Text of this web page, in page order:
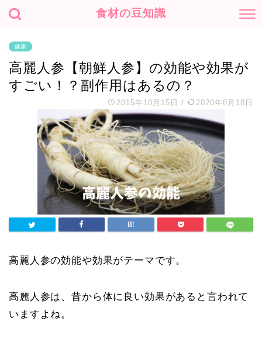
食材の豆知識
健康
高麗人参【朝鮮人参】の効能や効果が
すごい！？副作用はあるの？
2015年10月15日 / 2020年8月18日
高麗人参の効能や効果がテーマです。
高麗人参は、昔から体に良い効果があると言われて
いますよね。